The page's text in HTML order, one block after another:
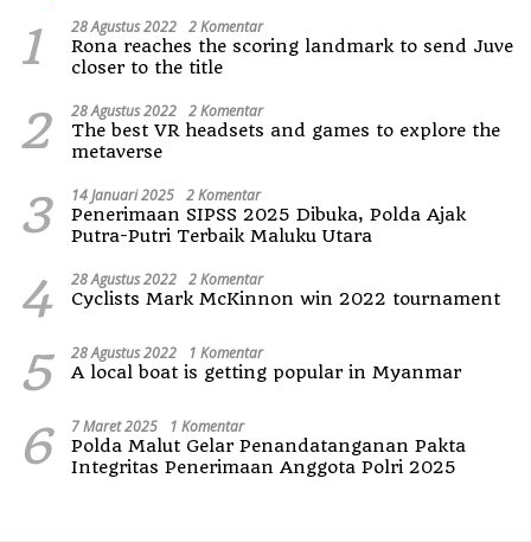
1 28 Agustus 2022 2 Komentar
Rona reaches the scoring landmark to send Juve
closer to the title
2 28 Agustus 2022 2 Komentar
The best VR headsets and games to explore the
metaverse
3 14 Januari 2025 2 Komentar
Penerimaan SIPSS 2025 Dibuka, Polda Ajak
Putra-Putri Terbaik Maluku Utara
4 28 Agustus 2022 2 Komentar
Cyclists Mark McKinnon win 2022 tournament
5 28 Agustus 2022 1 Komentar
A local boat is getting popular in Myanmar
6 7 Maret 2025 1 Komentar
Polda Malut Gelar Penandatanganan Pakta
Integritas Penerimaan Anggota Polri 2025